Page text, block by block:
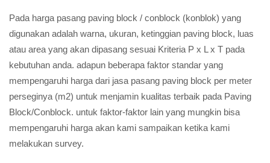
Pada harga pasang paving block / conblock (konblok) yang
digunakan adalah warna, ukuran, ketinggian paving block, luas
atau area yang akan dipasang sesuai Kriteria P x L x T pada
kebutuhan anda. adapun beberapa faktor standar yang
mempengaruhi harga dari jasa pasang paving block per meter
perseginya (m2) untuk menjamin kualitas terbaik pada Paving
Block/Conblock. untuk faktor-faktor lain yang mungkin bisa
mempengaruhi harga akan kami sampaikan ketika kami
melakukan survey.